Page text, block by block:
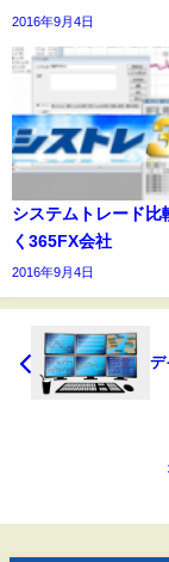
2016年9月4日
システムトレード
く365FX会社
2016年9月4日
デ